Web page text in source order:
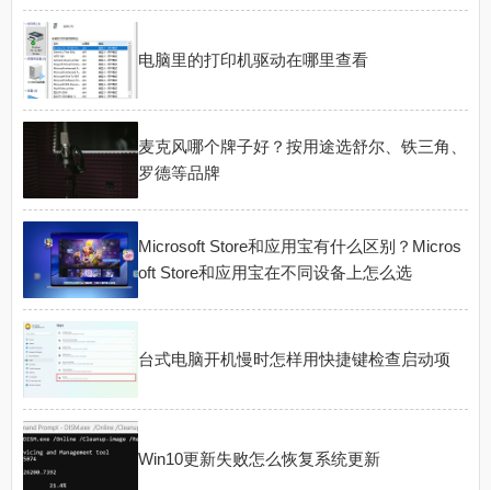
电脑里的打印机驱动在哪里查看
麦克风哪个牌子好？按用途选舒尔、铁三角、
罗德等品牌
Microsoft Store和应用宝有什么区别？Micros
oft Store和应用宝在不同设备上怎么选
台式电脑开机慢时怎样用快捷键检查启动项
Win10更新失败怎么恢复系统更新